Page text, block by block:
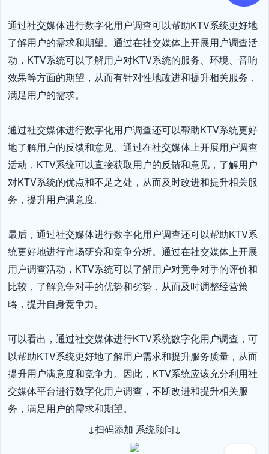
通过社交媒体进行数字化用户调查可以帮助KTV系统更好地
了解用户的需求和期望。通过在社交媒体上开展用户调查活
动，KTV系统可以了解用户对KTV系统的服务、环境、音响
效果等方面的期望，从而有针对性地改进和提升相关服务，
满足用户的需求。
通过社交媒体进行数字化用户调查还可以帮助KTV系统更好
地了解用户的反馈和意见。通过在社交媒体上开展用户调查
活动，KTV系统可以直接获取用户的反馈和意见，了解用户
对KTV系统的优点和不足之处，从而及时改进和提升相关服
务，提升用户满意度。
最后，通过社交媒体进行数字化用户调查还可以帮助KTV系
统更好地进行市场研究和竞争分析。通过在社交媒体上开展
用户调查活动，KTV系统可以了解用户对竞争对手的评价和
比较，了解竞争对手的优势和劣势，从而及时调整经营策
略，提升自身竞争力。
可以看出，通过社交媒体进行KTV系统数字化用户调查，可
以帮助KTV系统更好地了解用户需求和提升服务质量，从而
提升用户满意度和竞争力。因此，KTV系统应该充分利用社
交媒体平台进行数字化用户调查，不断改进和提升相关服
务，满足用户的需求和期望。
↓扫码添加 系统顾问↓